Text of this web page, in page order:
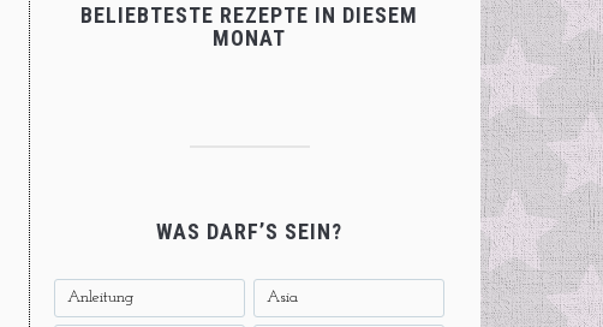
BELIEBTESTE REZEPTE IN DIESEM
MONAT
WAS DARF’S SEIN?
Anleitung Asia